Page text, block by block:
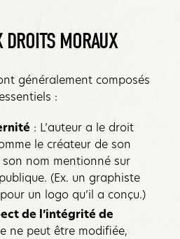
MORAUX
généralement composés
:
: L’auteur a le droit
le créateur de son
nom mentionné sur
(Ex. un graphiste
un logo qu’il a conçu.)
de l’intégrité de
ne peut être modifiée,